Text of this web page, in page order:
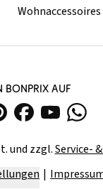
Wohnaccessoires
BONPRIX AUF
und zzgl.Service-